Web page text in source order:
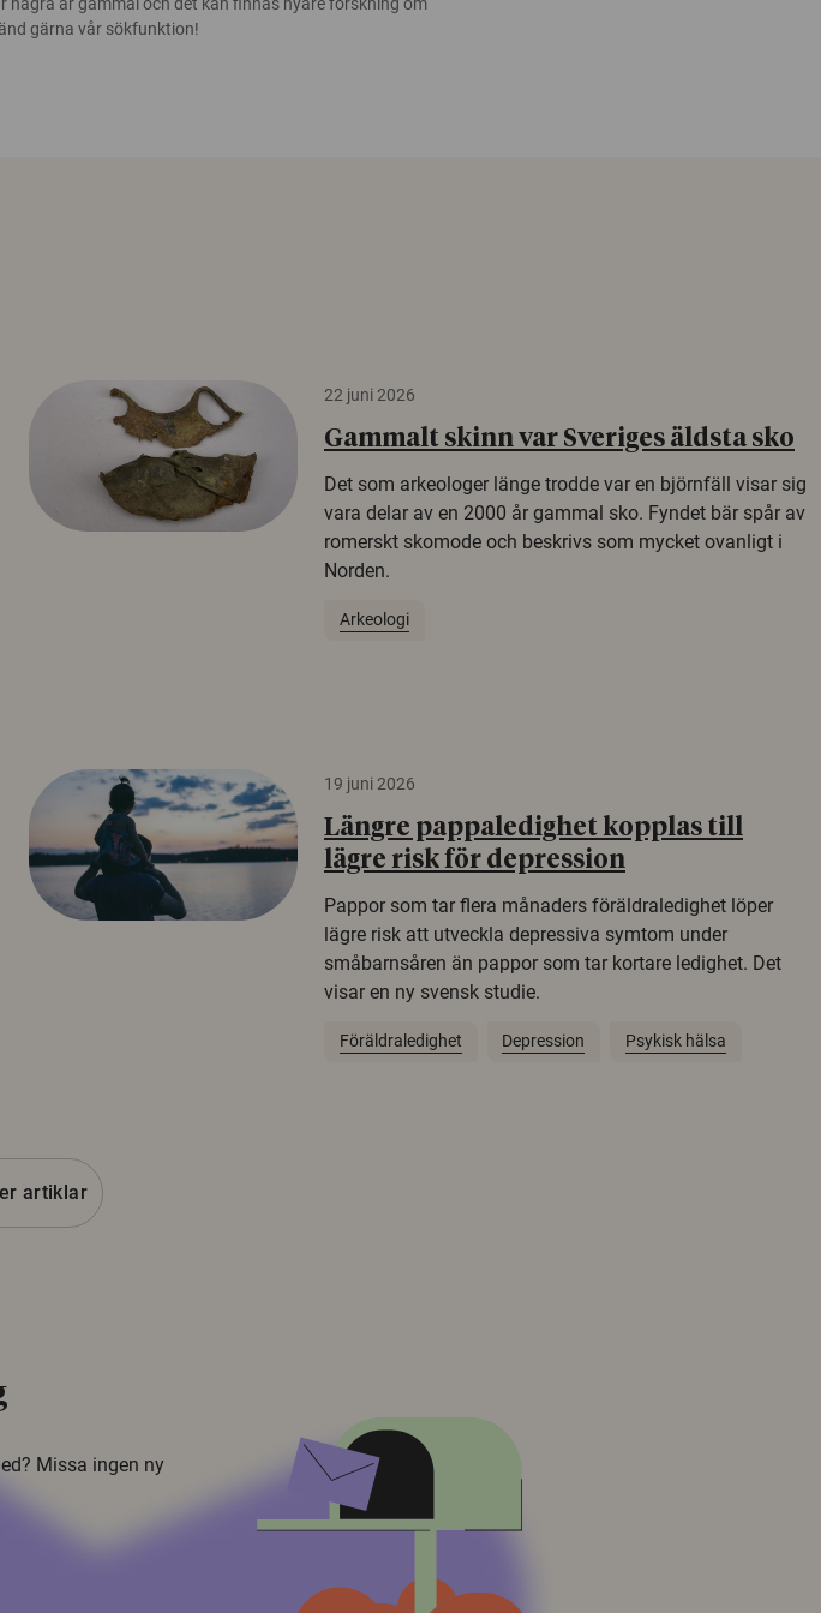
gärna vår sökfunktion!
22 juni 2026
Gammalt skinn var Sveriges äldsta sko
Det som arkeologer länge trodde var en björnfäll visar sig
vara delar av en 2000 år gammal sko. Fyndet bär spår av
romerskt skomode och beskrivs som mycket ovanligt i
Norden.
Arkeologi
19 juni 2026
Längre pappaledighet kopplas till
lägre risk för depression
Pappor som tar flera månaders föräldraledighet löper
lägre risk att utveckla depressiva symtom under
småbarnsåren än pappor som tar kortare ledighet. Det
visar en ny svensk studie.
Föräldraledighet Depression Psykisk hälsa
artiklar
Missa ingen ny